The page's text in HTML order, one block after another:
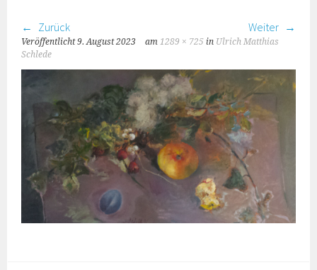
Zurück Weiter
Veröffentlicht9. August 2023 am 1289 × 725 in Ulrich Matthias
Schlede